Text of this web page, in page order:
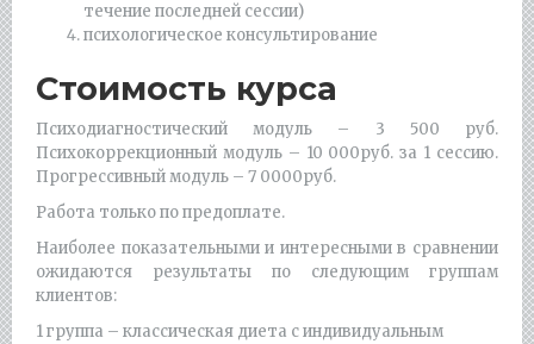
течение последней сессии)
психологическое консультирование
Стоимость курса
Психодиагностический модуль – 3 500 руб.
Психокоррекционный модуль – 10 000руб. за 1 сессию.
Прогрессивный модуль – 7 0000руб.
Работа только по предоплате.
Наиболее показательными и интересными в сравнении
ожидаются результаты по следующим группам
клиентов:
1 группа – классическая диета с индивидуальным